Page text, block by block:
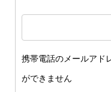
携帯電話のメールアド
ができません